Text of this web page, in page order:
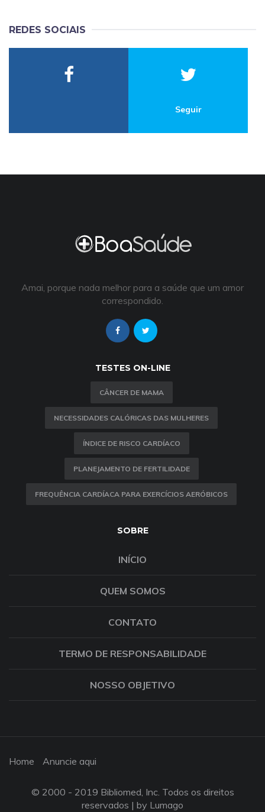
REDES SOCIAIS
Seguir
Amai, porque nada melhor para a saúde que um amor
correspondido.
TESTES ON-LINE
CÂNCER DE MAMA
NECESSIDADES CALÓRICAS DAS MULHERES
ÍNDICE DE RISCO CARDÍACO
PLANEJAMENTO DE FERTILIDADE
FREQUÊNCIA CARDÍACA PARA EXERCÍCIOS AERÓBICOS
SOBRE
INÍCIO
QUEM SOMOS
CONTATO
TERMO DE RESPONSABILIDADE
NOSSO OBJETIVO
Home Anuncie aqui
© 2000 - 2019 Bibliomed, Inc. Todos os direitos
reservados | by Lumago